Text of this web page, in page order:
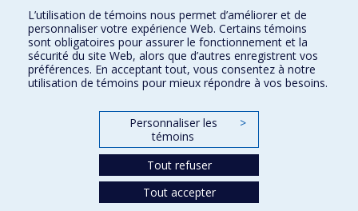
École d'architecture
École de design
École d'urbanisme et d'architecture de paysage
L’utilisation de témoins nous permet d’améliorer et de
personnaliser votre expérience Web. Certains témoins
sont obligatoires pour assurer le fonctionnement et la
sécurité du site Web, alors que d’autres enregistrent vos
préférences. En acceptant tout, vous consentez à notre
utilisation de témoins pour mieux répondre à vos besoins.
Personnaliser les
témoins
>
Tout refuser
Tout accepter